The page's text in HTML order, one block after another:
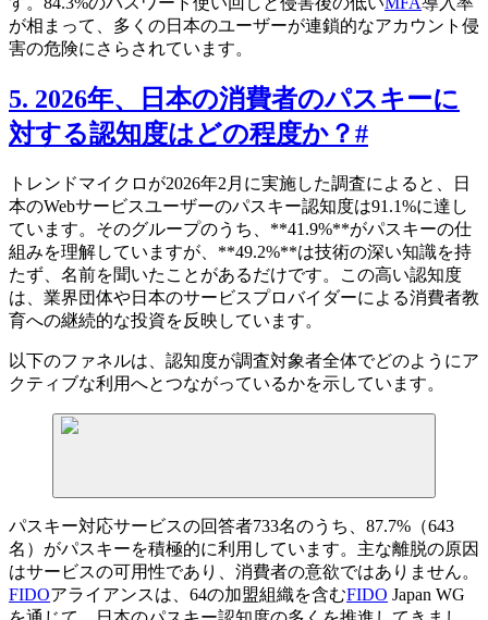
が相まって、多くの日本のユーザーが連鎖的なアカウント侵
害の危険にさらされています。
5. 2026年、日本の消費者のパスキーに
対する認知度はどの程度か？#
トレンドマイクロが2026年2月に実施した調査によると、日
本のWebサービスユーザーのパスキー認知度は91.1%に達し
ています。そのグループのうち、**41.9%**がパスキーの仕
組みを理解していますが、**49.2%**は技術の深い知識を持
たず、名前を聞いたことがあるだけです。この高い認知度
は、業界団体や日本のサービスプロバイダーによる消費者教
育への継続的な投資を反映しています。
以下のファネルは、認知度が調査対象者全体でどのようにア
クティブな利用へとつながっているかを示しています。
パスキー対応サービスの回答者733名のうち、87.7%（643
名）がパスキーを積極的に利用しています。主な離脱の原因
はサービスの可用性であり、消費者の意欲ではありません。
FIDOアライアンスは、64の加盟組織を含むFIDO Japan WG